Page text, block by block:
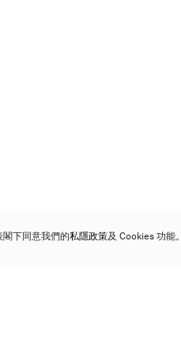
下同意我們的私隱政策及 Cookies 功能。